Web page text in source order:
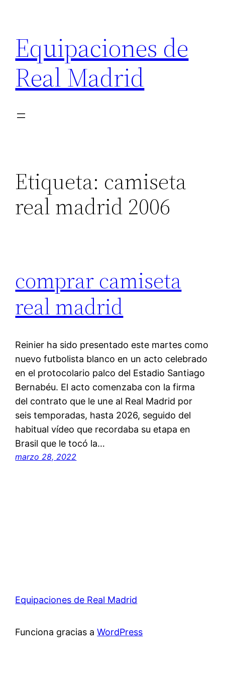
contenido
Equipaciones de
Real Madrid
Etiqueta: camiseta
real madrid 2006
comprar camiseta
real madrid
Reinier ha sido presentado este martes como
nuevo futbolista blanco en un acto celebrado
en el protocolario palco del Estadio Santiago
Bernabéu. El acto comenzaba con la firma
del contrato que le une al Real Madrid por
seis temporadas, hasta 2026, seguido del
habitual vídeo que recordaba su etapa en
Brasil que le tocó la…
marzo 28, 2022
Equipaciones de Real Madrid
Funciona gracias aWordPress